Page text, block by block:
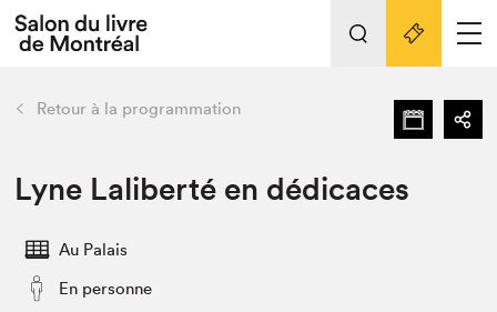
L'événement
Préparer sa visite au Salon
Actualités
retour Nos activités
Préparer sa visite
Salon au Palais
Liens pratiques
Retour à la programmation
Lyne Laliberté en dédicaces
Au Palais
En personne